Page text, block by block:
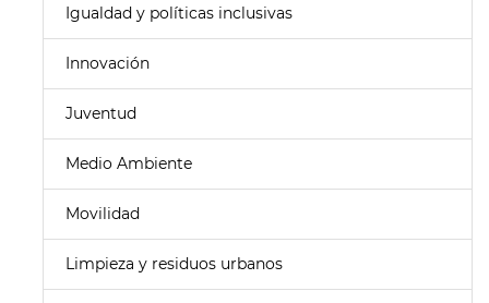
Igualdad y políticas inclusivas
Innovación
Juventud
Medio Ambiente
Movilidad
Limpieza y residuos urbanos